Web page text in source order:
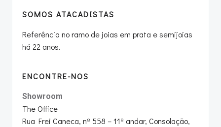
SOMOS ATACADISTAS
Referência no ramo de joias em prata e semijoias
há 22 anos.
ENCONTRE-NOS
Showroom
The Office
Rua Frei Caneca, nº 558 – 11º andar, Consolação,